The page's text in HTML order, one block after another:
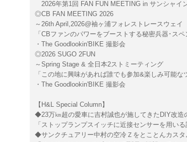
2026年第1回 FAN FUN MEETING in サンシャイ
◎CB FAN MEETING 2026
～26th April,2026@袖ヶ浦フォレストレースウェイ
「CBファンのパワーをブーストする秘密兵器･スペ
・The Goodlookin'BIKE 撮影会
◎2026 SUGO 2FUN
～Spring Stage & 全日本2ストミーティング
「この地に興味があれば誰でも参加&楽しみ可能な
・The Goodlookin'BIKE 撮影会
【H&L Special Column】
◆23万㎞超の愛車に吉村誠也が施してきたDIY改造
「ストップランプスイッチに近接センサーを用いる
◆サンクチュアリー中村の空冷Ｚをとことんカスタ